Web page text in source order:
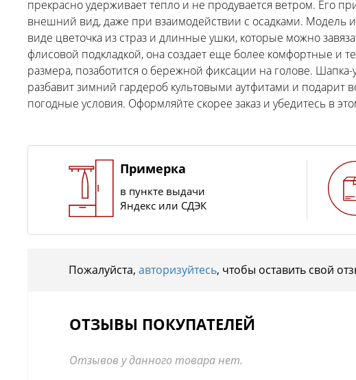
прекрасно удерживает тепло и не продувается ветром. Его
внешний вид, даже при взаимодействии с осадками. Модель
виде цветочка из страз и длинные ушки, которые можно
флисовой подкладкой, она создает еще более комфортные и
размера, позаботится о бережной фиксации на голове.
разбавит зимний гардероб культовыми аутфитами и подарит
погодные условия. Оформляйте скорее заказ и убедитесь в
Примерка
в пункте выдачи
Яндекс или СДЭК
Пожалуйста, авторизуйтесь, чтобы оставить свой
ОТЗЫВЫ ПОКУПАТЕЛЕЙ
Отзывов у данного товара нет.